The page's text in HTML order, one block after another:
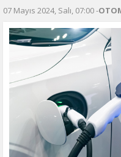
07 Mayıs 2024, Salı, 07:00 -